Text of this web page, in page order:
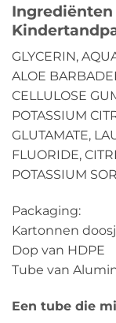
GLYCERIN,
ALOE
CELLULOSE
POTASSIUM
GLUTAMATE,
FLUORIDE,
POTASSIUM
Packaging:
Kartonnen
Dop van HDPE
Tube van
Een tube die